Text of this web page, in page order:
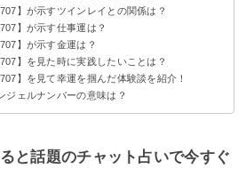
】が示すツインレイとの関係は？
ージに向かいます
】が示す仕事運は？
】が示す金運は？
】を見た時に実践したいことは？
挑戦する
】を見て幸運を掴んだ体験談を紹介！
った
た
ジェルナンバーの意味は？
1708】
1709】
1710】
1717】
と話題のチャット占いで今すぐ